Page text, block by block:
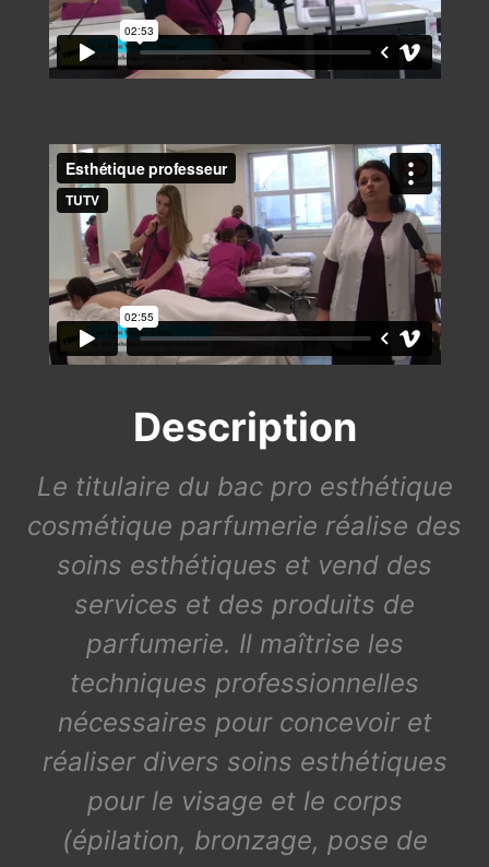
Description
Le titulaire du bac pro esthétique
cosmétique parfumerie réalise des
soins esthétiques et vend des
services et des produits de
parfumerie. Il maîtrise les
techniques professionnelles
nécessaires pour concevoir et
réaliser divers soins esthétiques
pour le visage et le corps
(épilation, bronzage, pose de